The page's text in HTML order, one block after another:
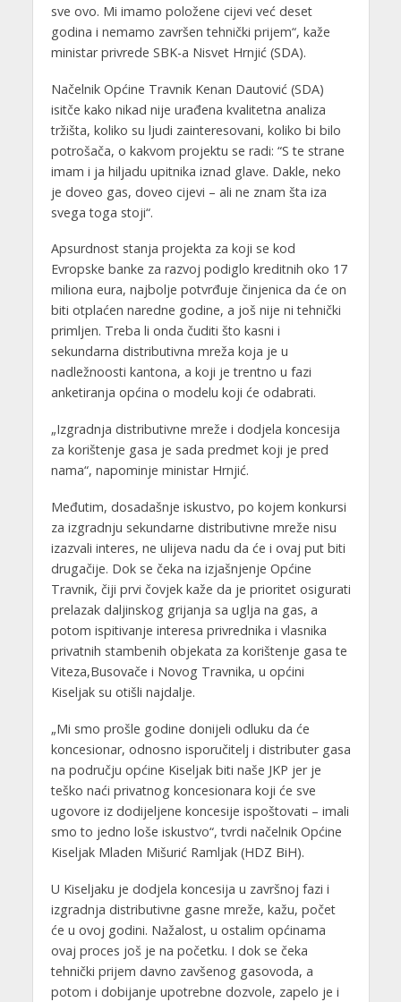
sve ovo. Mi imamo položene cijevi već deset
godina i nemamo završen tehnički prijem“, kaže
ministar privrede SBK-a Nisvet Hrnjić (SDA).
Načelnik Općine Travnik Kenan Dautović (SDA)
isitče kako nikad nije urađena kvalitetna analiza
tržišta, koliko su ljudi zainteresovani, koliko bi bilo
potrošača, o kakvom projektu se radi: “S te strane
imam i ja hiljadu upitnika iznad glave. Dakle, neko
je doveo gas, doveo cijevi – ali ne znam šta iza
svega toga stoji“.
Apsurdnost stanja projekta za koji se kod
Evropske banke za razvoj podiglo kreditnih oko 17
miliona eura, najbolje potvrđuje činjenica da će on
biti otplaćen naredne godine, a još nije ni tehnički
primljen. Treba li onda čuditi što kasni i
sekundarna distributivna mreža koja je u
nadležnoosti kantona, a koji je trentno u fazi
anketiranja općina o modelu koji će odabrati.
„Izgradnja distributivne mreže i dodjela koncesija
za korištenje gasa je sada predmet koji je pred
nama“, napominje ministar Hrnjić.
Međutim, dosadašnje iskustvo, po kojem konkursi
za izgradnju sekundarne distributivne mreže nisu
izazvali interes, ne ulijeva nadu da će i ovaj put biti
drugačije. Dok se čeka na izjašnjenje Općine
Travnik, čiji prvi čovjek kaže da je prioritet osigurati
prelazak daljinskog grijanja sa uglja na gas, a
potom ispitivanje interesa privrednika i vlasnika
privatnih stambenih objekata za korištenje gasa te
Viteza,Busovače i Novog Travnika, u općini
Kiseljak su otišli najdalje.
„Mi smo prošle godine donijeli odluku da će
koncesionar, odnosno isporučitelj i distributer gasa
na području općine Kiseljak biti naše JKP jer je
teško naći privatnog koncesionara koji će sve
ugovore iz dodijeljene koncesije ispoštovati – imali
smo to jedno loše iskustvo“, tvrdi načelnik Općine
Kiseljak Mladen Mišurić Ramljak (HDZ BiH).
U Kiseljaku je dodjela koncesija u završnoj fazi i
izgradnja distributivne gasne mreže, kažu, počet
će u ovoj godini. Nažalost, u ostalim općinama
ovaj proces još je na početku. I dok se čeka
tehnički prijem davno zavšenog gasovoda, a
potom i dobijanje upotrebne dozvole, zapelo je i